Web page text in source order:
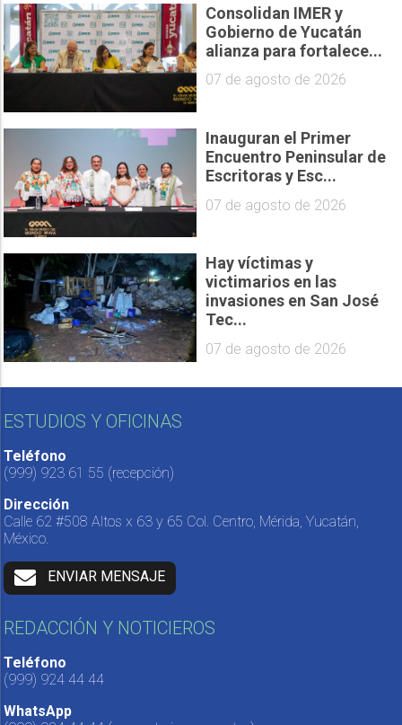
Consolidan IMER y
Gobierno de Yucatán
alianza para fortalece...
07 de agosto de 2026
Inauguran el Primer
Encuentro Peninsular de
Escritoras y Esc...
07 de agosto de 2026
Hay víctimas y
victimarios en las
invasiones en San José
Tec...
07 de agosto de 2026
ESTUDIOS Y OFICINAS
Teléfono
(999) 923 61 55 (recepción)
Dirección
Calle 62 #508 Altos x 63 y 65 Col. Centro, Mérida, Yucatán,
México.
ENVIAR MENSAJE
REDACCIÓN Y NOTICIEROS
Teléfono
(999) 924 44 44
WhatsApp